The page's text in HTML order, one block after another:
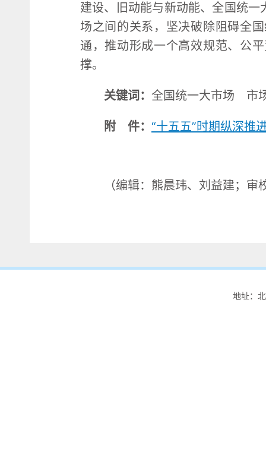
建设、旧动能与新动能、全国统
场之间的关系，坚决破除阻碍全
通，推动形成一个高效规范、公
撑。
关键词： 全国统一大市场 市
附 件： “十五五”时期纵深推
（编辑：熊晨玮、刘益建；审
地址：